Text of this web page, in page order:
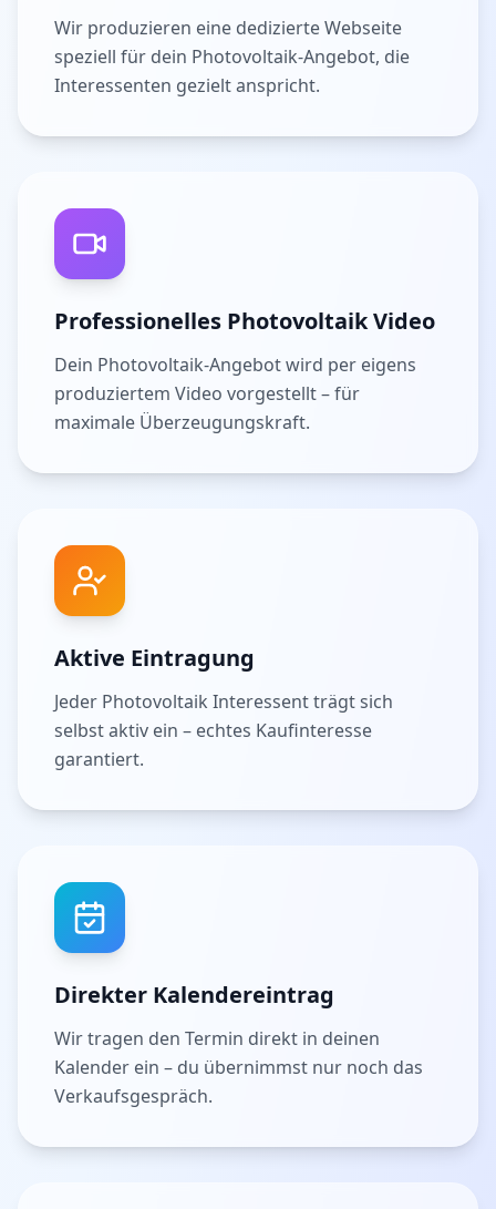
Wir produzieren eine dedizierte Webseite
speziell für dein Photovoltaik-Angebot, die
Interessenten gezielt anspricht.
Professionelles Photovoltaik Video
Dein Photovoltaik-Angebot wird per eigens
produziertem Video vorgestellt – für
maximale Überzeugungskraft.
Aktive Eintragung
Jeder Photovoltaik Interessent trägt sich
selbst aktiv ein – echtes Kaufinteresse
garantiert.
Direkter Kalendereintrag
Wir tragen den Termin direkt in deinen
Kalender ein – du übernimmst nur noch das
Verkaufsgespräch.